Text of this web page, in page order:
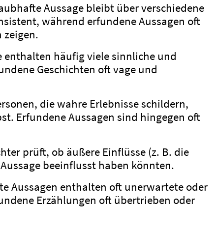
Aussage bleibt über verschiedene
während erfundene Aussagen oft
enthalten häufig viele sinnliche und
Geschichten oft vage und
die wahre Erlebnisse schildern,
Erfundene Aussagen sind hingegen oft
prüft, ob äußere Einflüsse (z. B. die
beeinflusst haben könnten.
Aussagen enthalten oft unerwartete oder
Erzählungen oft übertrieben oder